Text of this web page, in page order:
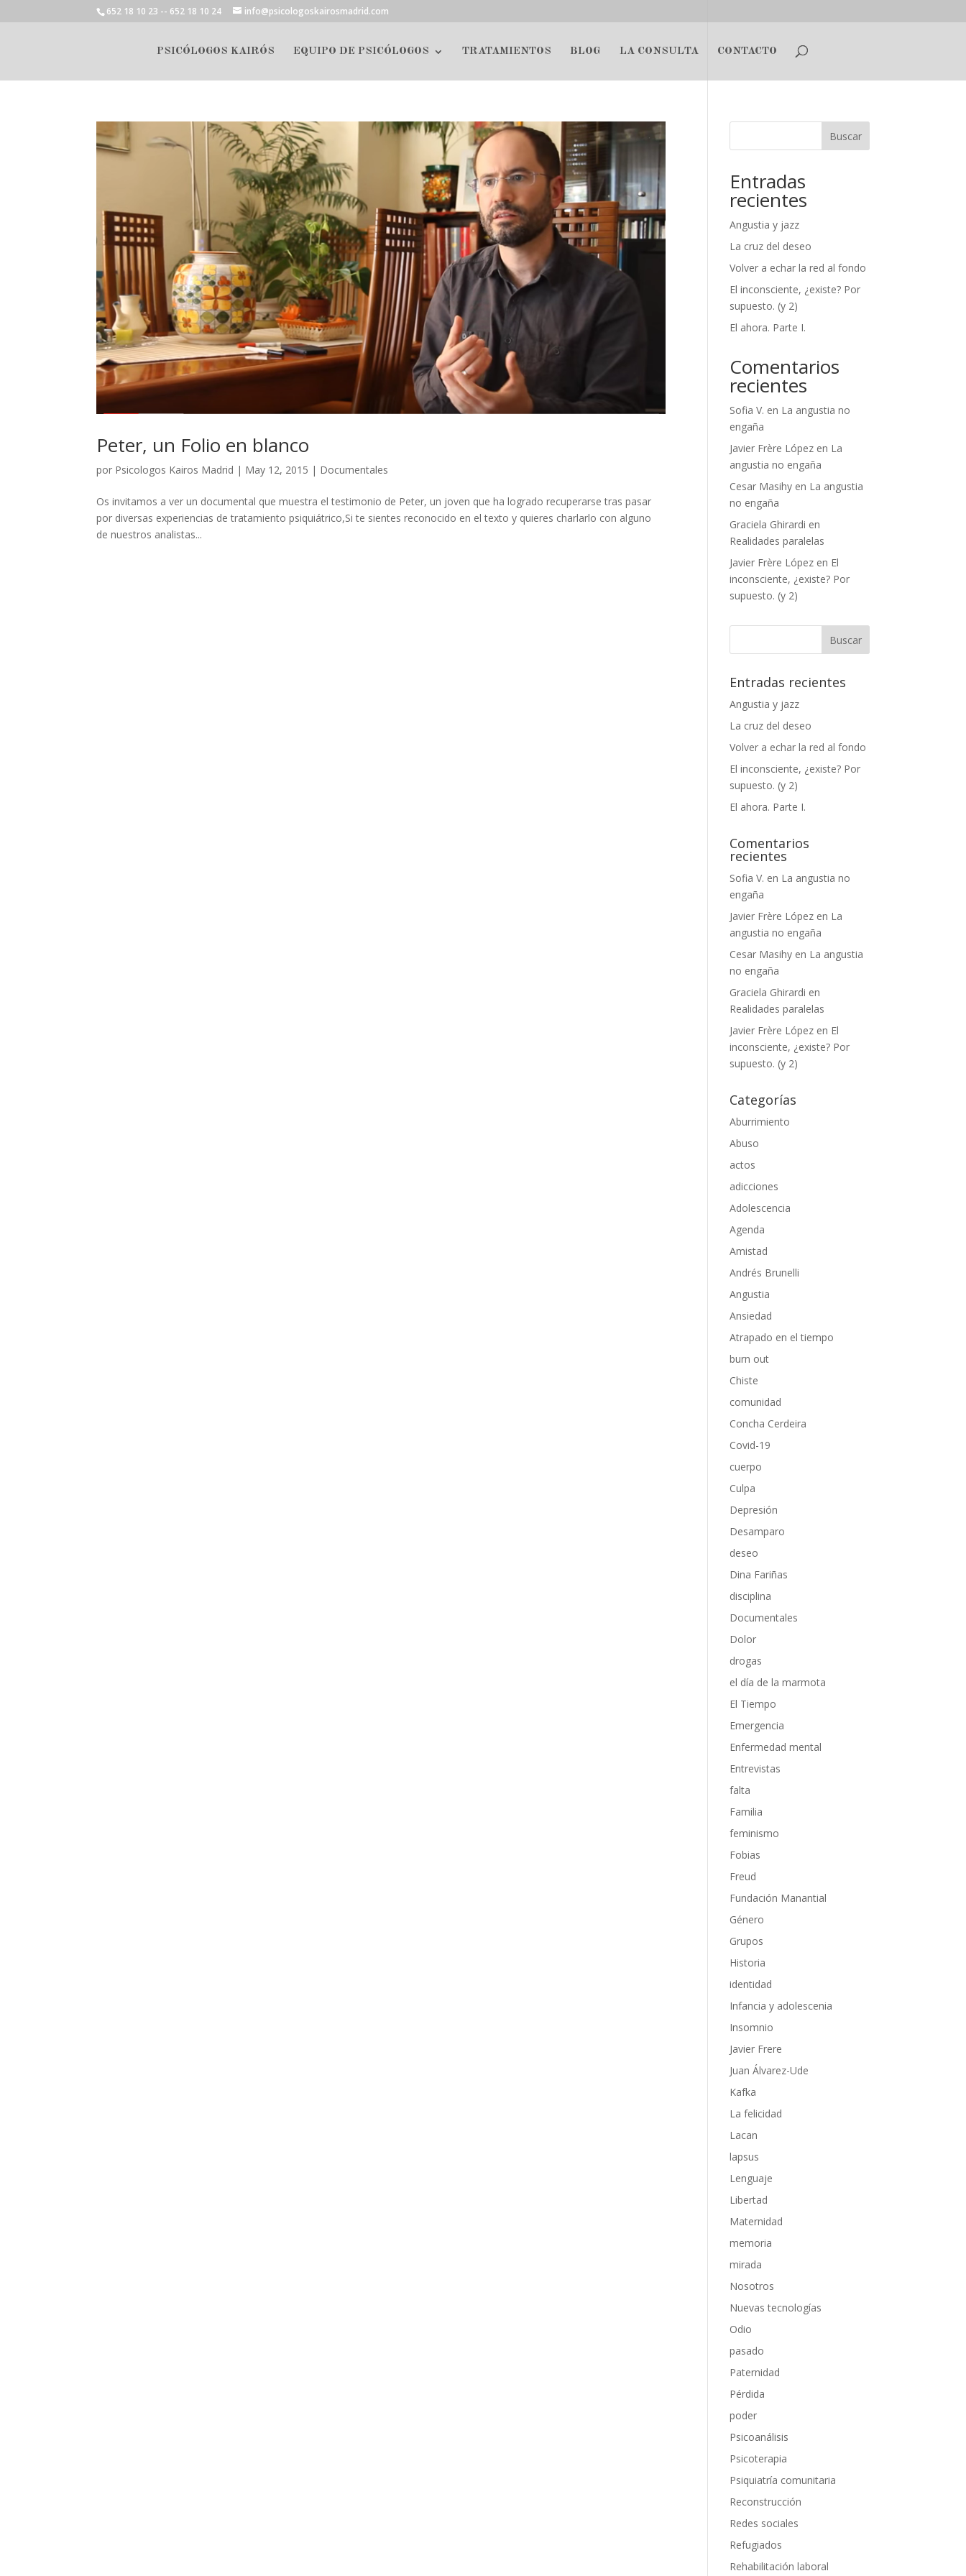
652 18 10 23 -- 652 18 10 24 info@psicologoskairosmadrid.com
PSICÓLOGOS KAIRÓS EQUIPO DE PSICÓLOGOS TRATAMIENTOS BLOG LA CONSULTA CONTACTO
Peter, un Folio en blanco
por Psicologos Kairos Madrid | May 12, 2015 | Documentales
Os invitamos a ver un documental que muestra el testimonio de Peter, un joven que ha logrado recuperarse tras pasar
por diversas experiencias de tratamiento psiquiátrico,Si te sientes reconocido en el texto y quieres charlarlo con alguno
de nuestros analistas...
Buscar
Entradas
recientes
Angustia y jazz
La cruz del deseo
Volver a echar la red al fondo
El inconsciente, ¿existe? Por
supuesto. (y 2)
El ahora. Parte I.
Comentarios
recientes
Sofia V. en La angustia no
engaña
Javier Frère López en La
angustia no engaña
Cesar Masihy en La angustia
no engaña
Graciela Ghirardi en
Realidades paralelas
Javier Frère López en El
inconsciente, ¿existe? Por
supuesto. (y 2)
Entradas recientes
Angustia y jazz
La cruz del deseo
Volver a echar la red al fondo
El inconsciente, ¿existe? Por
supuesto. (y 2)
El ahora. Parte I.
Comentarios
recientes
Sofia V. en La angustia no
engaña
Javier Frère López en La
angustia no engaña
Cesar Masihy en La angustia
no engaña
Graciela Ghirardi en
Realidades paralelas
Javier Frère López en El
inconsciente, ¿existe? Por
supuesto. (y 2)
Categorías
Aburrimiento
Abuso
actos
adicciones
Adolescencia
Agenda
Amistad
Andrés Brunelli
Angustia
Ansiedad
Atrapado en el tiempo
burn out
Chiste
comunidad
Concha Cerdeira
Covid-19
cuerpo
Culpa
Depresión
Desamparo
deseo
Dina Fariñas
disciplina
Documentales
Dolor
drogas
el día de la marmota
El Tiempo
Emergencia
Enfermedad mental
Entrevistas
falta
Familia
feminismo
Fobias
Freud
Fundación Manantial
Género
Grupos
Historia
identidad
Infancia y adolescenia
Insomnio
Javier Frere
Juan Álvarez-Ude
Kafka
La felicidad
Lacan
lapsus
Lenguaje
Libertad
Maternidad
memoria
mirada
Nosotros
Nuevas tecnologías
Odio
pasado
Paternidad
Pérdida
poder
Psicoanálisis
Psicoterapia
Psiquiatría comunitaria
Reconstrucción
Redes sociales
Refugiados
Rehabilitación laboral